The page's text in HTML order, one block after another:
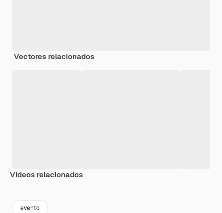
Vectores relacionados
Vídeos relacionados
evento